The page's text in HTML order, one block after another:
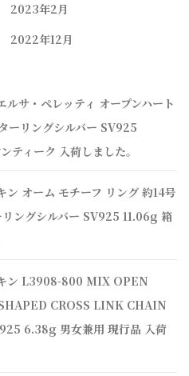
2023年2月
2022年12月
サ・ペレッティ オープンハート
ーリングシルバー SV925
ティーク 入荷しました。
オーム モチーフ リング 約14号
ングシルバー SV925 11.06g 箱
ン L3908-800 MIX OPEN
CROSS LINK CHAIN
6.38g 男女兼用 現行品 入荷